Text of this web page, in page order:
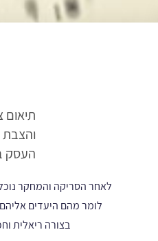
תיאום
והצבת
העסק
לאחר הסריקה והמחקר
לומר מהם היעדים
בצורה ריאלית